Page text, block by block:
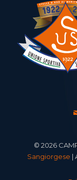
© 2026
Sangiorgese |